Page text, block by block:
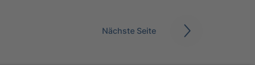
Nächste Seite